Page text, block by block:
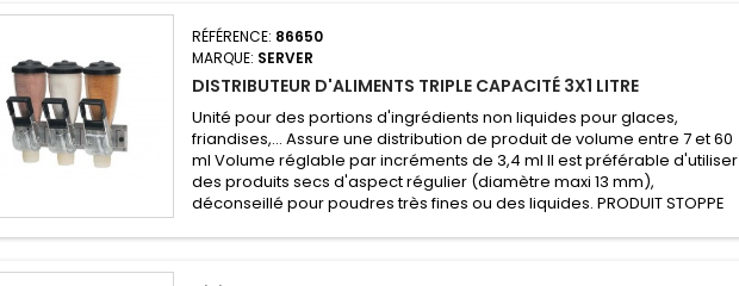
RÉFÉRENCE: 86650
MARQUE: SERVER
DISTRIBUTEUR D'ALIMENTS TRIPLE CAPACITÉ 3X1 LITRE
Unité pour des portions d'ingrédients non liquides pour glaces,
friandises,... Assure une distribution de produit de volume entre 7 et 60
ml Volume réglable par incréments de 3,4 ml Il est préférable d'utiliser
des produits secs d'aspect régulier (diamètre maxi 13 mm),
déconseillé pour poudres très fines ou des liquides. PRODUIT STOPPE